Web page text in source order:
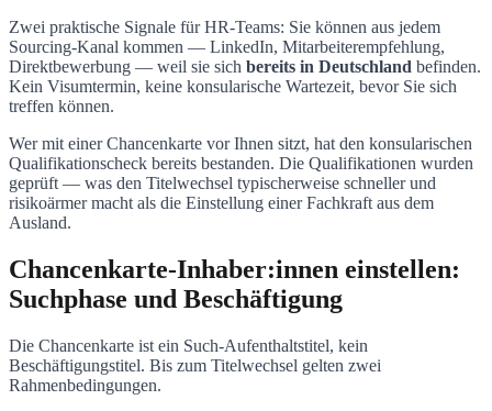
Zwei praktische Signale für HR-Teams: Sie können aus jedem
Sourcing-Kanal kommen — LinkedIn, Mitarbeiterempfehlung,
Direktbewerbung — weil sie sich bereits in Deutschland befinden.
Kein Visumtermin, keine konsularische Wartezeit, bevor Sie sich
treffen können.
Wer mit einer Chancenkarte vor Ihnen sitzt, hat den konsularischen
Qualifikationscheck bereits bestanden. Die Qualifikationen wurden
geprüft — was den Titelwechsel typischerweise schneller und
risikoärmer macht als die Einstellung einer Fachkraft aus dem
Ausland.
Chancenkarte-Inhaber:innen einstellen:
Suchphase und Beschäftigung
Die Chancenkarte ist ein Such-Aufenthaltstitel, kein
Beschäftigungstitel. Bis zum Titelwechsel gelten zwei
Rahmenbedingungen.